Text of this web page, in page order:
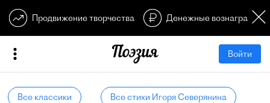
Продвижение творчества Денежные
Войти
Все классики Все стихи Игоря Северянина